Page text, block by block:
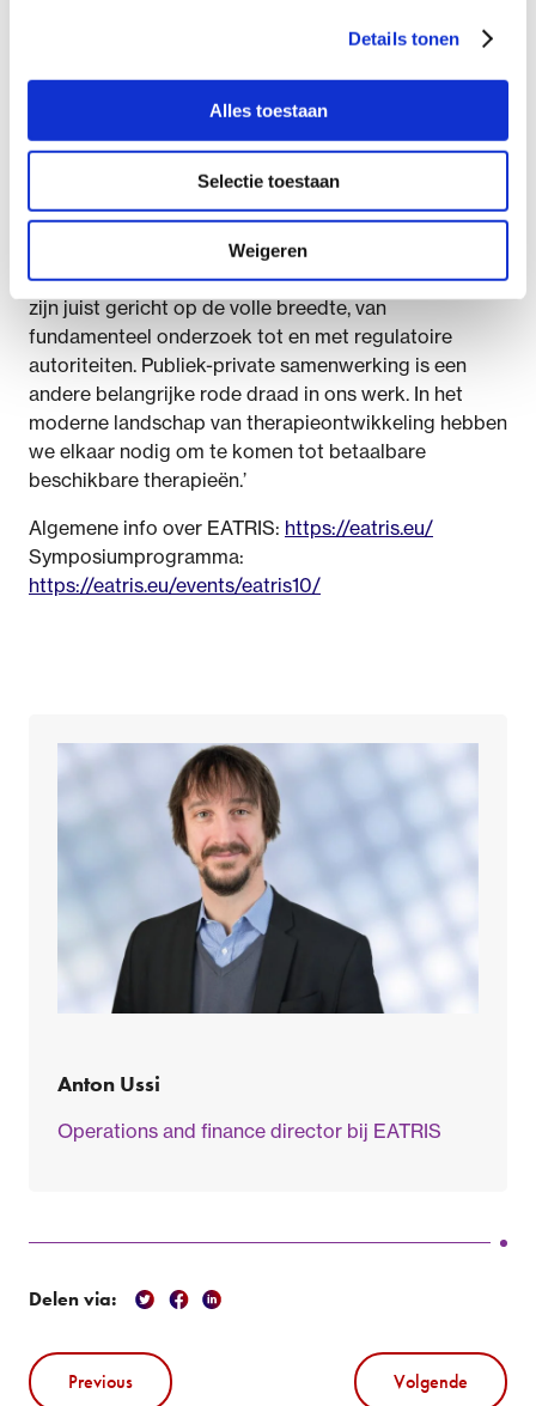
Details tonen
Alles toestaan
Selectie toestaan
Weigeren
Zodra je immers klinische studies van enige omvang
Onderlinge multidisciplinaire samenwerking is de
rode draad in het jubileumsymposium in november,
overwinnen van de roemruchte ‘valley of death’ en
personalised medicine. Ussi: ‘De nadruk ligt niet
zozeer op de inhoud, op specifieke therapieën, maar
meer op het proces. Dat past bij onze organisatie, we
zijn juist gericht op de volle breedte, van
fundamenteel onderzoek tot en met regulatoire
autoriteiten. Publiek-private samenwerking is een
andere belangrijke rode draad in ons werk. In het
moderne landschap van therapieontwikkeling hebben
we elkaar nodig om te komen tot betaalbare
beschikbare therapieën.’
Algemene info over EATRIS: https://eatris.eu/
Symposiumprogramma:
https://eatris.eu/events/eatris10/
Anton Ussi
Operations and finance director bij EATRIS
Delen via:
Previous Volgende